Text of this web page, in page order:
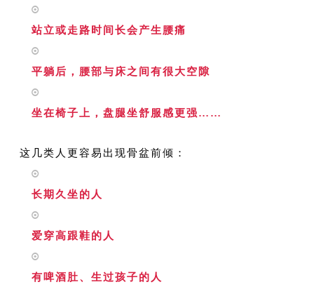
站立或走路时间长会产生腰痛
平躺后，腰部与床之间有很大空隙
坐在椅子上，盘腿坐舒服感更强……
这几类人更容易出现骨盆前倾：
长期久坐的人
爱穿高跟鞋的人
有啤酒肚、生过孩子的人